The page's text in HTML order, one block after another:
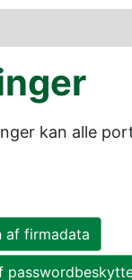
kan alle
af firmadata